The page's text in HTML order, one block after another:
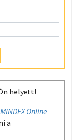
helyett!
Online
a